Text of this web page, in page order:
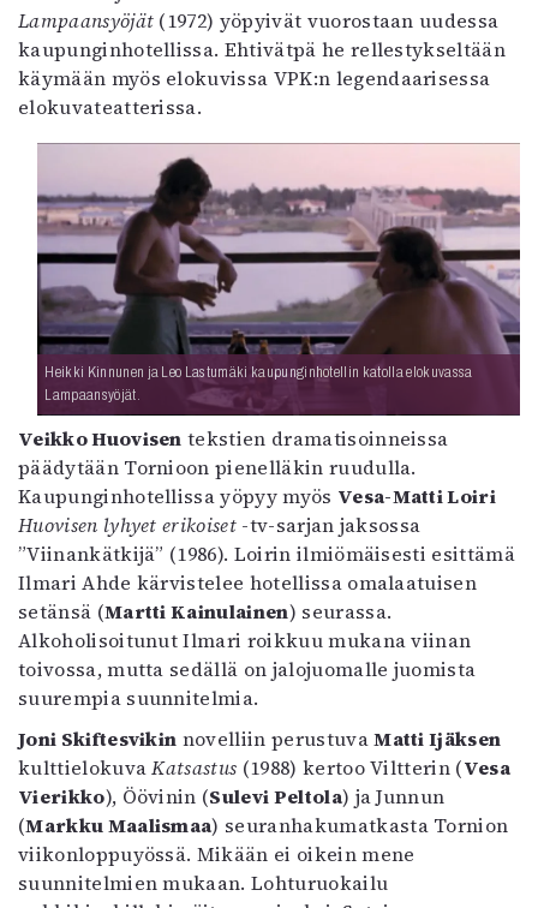
Lampaansyöjät (1972) yöpyivät vuorostaan uudessa
kaupunginhotellissa. Ehtivätpä he rellestykseltään
käymään myös elokuvissa VPK:n legendaarisessa
elokuvateatterissa.
Heikki Kinnunen ja Leo Lastumäki kaupunginhotellin katolla elokuvassa
Lampaansyöjät.
Veikko Huovisen tekstien dramatisoinneissa
päädytään Tornioon pienelläkin ruudulla.
Kaupunginhotellissa yöpyy myös Vesa-Matti Loiri
Huovisen lyhyet erikoiset -tv-sarjan jaksossa
”Viinankätkijä” (1986). Loirin ilmiömäisesti esittämä
Ilmari Ahde kärvistelee hotellissa omalaatuisen
setänsä (Martti Kainulainen) seurassa.
Alkoholisoitunut Ilmari roikkuu mukana viinan
toivossa, mutta sedällä on jalojuomalle juomista
suurempia suunnitelmia.
Joni Skiftesvikin novelliin perustuvaMatti Ijäksen
kulttielokuvaKatsastus (1988) kertoo Viltterin (Vesa
Vierikko), Öövinin (Sulevi Peltola) ja Junnun
(Markku Maalismaa) seuranhakumatkasta Tornion
viikonloppuyössä. Mikään ei oikein mene
suunnitelmien mukaan. Lohturuokailu